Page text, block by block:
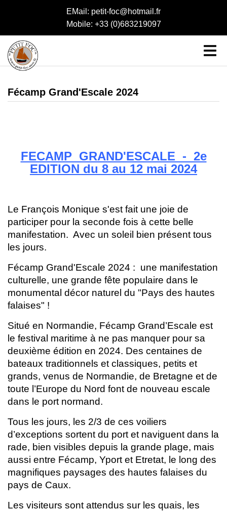
EMail: petit-foc@hotmail.fr
Mobile: +33 (0)683219097
Fécamp Grand'Escale 2024
FECAMP GRAND'ESCALE - 2e
EDITION du 8 au 12 mai 2024
Le François Monique s'est fait une joie de
participer pour la seconde fois à cette belle
manifestation. Avec un soleil bien présent tous
les jours.
Fécamp Grand'Escale 2024 : une manifestation
culturelle, une grande fête populaire dans le
monumental décor naturel du "Pays des hautes
falaises" !
Situé en Normandie, Fécamp Grand’Escale est
le festival maritime à ne pas manquer pour sa
deuxième édition en 2024. Des centaines de
bateaux traditionnels et classiques, petits et
grands, venus de Normandie, de Bretagne et de
toute l’Europe du Nord font de nouveau escale
dans le port normand.
Tous les jours, les 2/3 de ces voiliers
d’exceptions sortent du port et naviguent dans la
rade, bien visibles depuis la grande plage, mais
aussi entre Fécamp, Yport et Etretat, le long des
magnifiques paysages des hautes falaises du
pays de Caux.
Les visiteurs sont attendus sur les quais, les